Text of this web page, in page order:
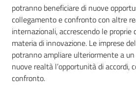
potranno beneficiare di nuove
collegamento e confronto con altre
internazionali, accrescendo le proprie
materia di innovazione. Le imprese
potranno ampliare ulteriormente a
nuove realtà l’opportunità di accordi,
confronto.